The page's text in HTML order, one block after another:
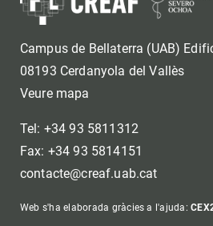
Campus de Bellaterra (UAB)
08193 Cerdanyola del Vallès
Veure mapa
Tel: +34 93 5811312
Fax: +34 93 5814151
contacte@creaf.uab.cat
Web s'ha elaborada gràcies a l'ajuda: